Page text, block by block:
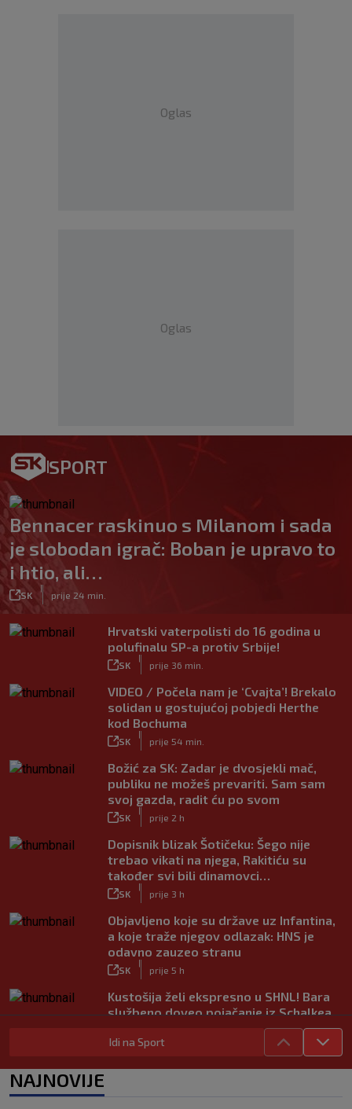
Oglas
Oglas
SPORT
Bennacer raskinuo s Milanom i sada
je slobodan igrač: Boban je upravo to
i htio, ali…
SK prije 24 min.
Hrvatski vaterpolisti do 16 godina u
polufinalu SP-a protiv Srbije!
SK prije 36 min.
VIDEO / Počela nam je ‘Cvajta’! Brekalo
solidan u gostujućoj pobjedi Herthe
kod Bochuma
SK prije 54 min.
Božić za SK: Zadar je dvosjekli mač,
publiku ne možeš prevariti. Sam sam
svoj gazda, radit ću po svom
SK prije 2 h
Dopisnik blizak Šotičeku: Šego nije
trebao vikati na njega, Rakitiću su
također svi bili dinamovci…
SK prije 3 h
Objavljeno koje su države uz Infantina,
a koje traže njegov odlazak: HNS je
odavno zauzeo stranu
SK prije 5 h
Kustošija želi ekspresno u SHNL! Bara
službeno doveo pojačanje iz Schalkea
Tomiyasu se vraća u Premier ligu,
postat će suigrač bivšeg Vatrenog
Idi na Sport
NAJNOVIJE